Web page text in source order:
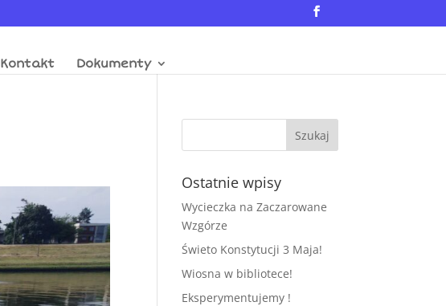
Kontakt Dokumenty
Ostatnie wpisy
Wycieczka na Zaczarowane
Wzgórze
Świeto Konstytucji 3 Maja!
Wiosna w bibliotece!
Eksperymentujemy !